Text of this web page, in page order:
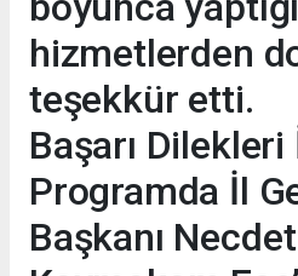
hizmetlerden
teşekkür etti.
Başarı
Programda İl
Başkanı